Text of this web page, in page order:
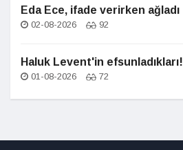
Eda Ece, ifade verirken ağladı
02-08-2026 92
Haluk Levent'in efsunladıkları!
01-08-2026 72